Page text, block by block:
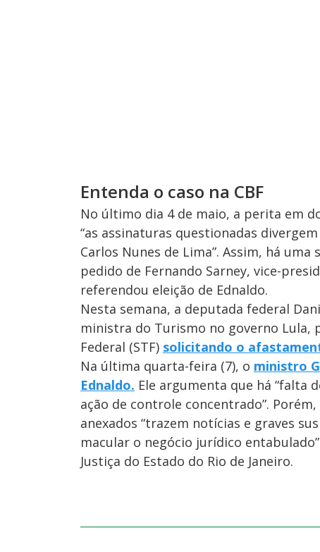
Entenda o caso na CBF
No último dia 4 de maio, a perita em
“as assinaturas questionadas
Carlos Nunes de Lima”. Assim, há
pedido de Fernando Sarney, vice-
referendou eleição de Ednaldo.
Nesta semana, a deputada federal
ministra do Turismo no governo
Federal (STF) solicitando o
Na última quarta-feira (7), o ministro
Ednaldo. Ele argumenta que há “falta
ação de controle concentrado”.
anexados “trazem notícias e graves
macular o negócio jurídico
Justiça do Estado do Rio de Janeiro.